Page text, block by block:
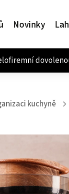
Novinky
kuchyně /